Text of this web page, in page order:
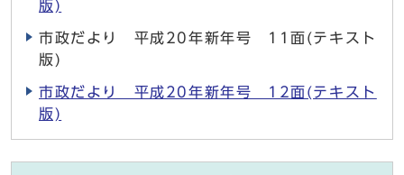
版)
市政だより 平成20年新年号 11面(テキスト
版)
市政だより 平成20年新年号 12面(テキスト
版)